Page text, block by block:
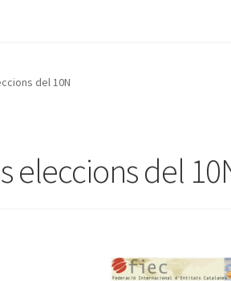
del 10N
eleccions del